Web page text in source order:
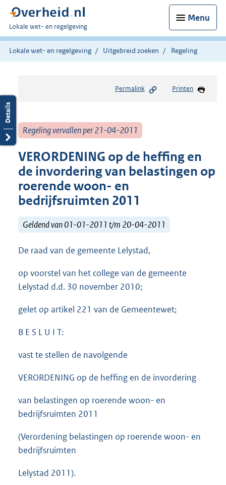
Menu
U
bent
hier:
Lokale wet- en regelgeving
Lokale wet- en regelgeving Uitgebreid zoeken Regeling
Permalink Printen
Regeling vervallen per 21-04-2011
VERORDENING op de heffing en
de invordering van belastingen op
roerende woon- en
bedrijfsruimten 2011
Geldend van 01-01-2011 t/m 20-04-2011
De raad van de gemeente Lelystad,
op voorstel van het college van de gemeente
Lelystad d.d. 30 november 2010;
gelet op artikel 221 van de Gemeentewet;
B E S L U I T:
vast te stellen de navolgende
VERORDENING op de heffing en de invordering
van belastingen op roerende woon- en
bedrijfsruimten 2011
(Verordening belastingen op roerende woon- en
bedrijfsruimten
Lelystad 2011).